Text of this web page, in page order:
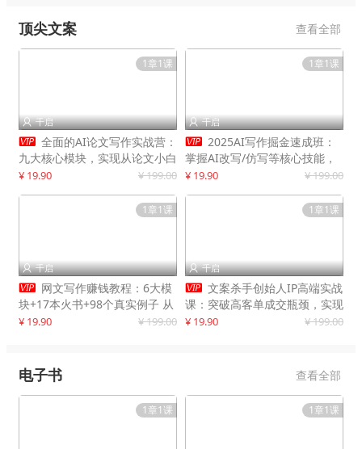
顶尖文案 查看全部
1章1课
 千启
 全面的AI论文写作实战营：
九大核心模块，实现从论文小白
到高效产出的跨越
¥ 19.90 ¥ 199.00
1章1课
 千启
 2025AI写作掘金速成班：
掌握AI改写/仿写等核心技能，
实现单篇文案变现500+
¥ 19.90 ¥ 199.00
1章1课
 千启
 网文写作赚钱教程：6大模
块+17本火书+98个真实例子 从
入门到精通实战方法
¥ 19.90 ¥ 199.00
1章1课
 千启
 文案杀手创始人IP高端实战
课：突破高客单成交瓶颈，实现
IP商业价值最大化
¥ 19.90 ¥ 199.00
电子书 查看全部
1章1课 1章1课